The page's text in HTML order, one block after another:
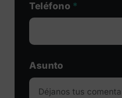
Teléfono *
Asunto